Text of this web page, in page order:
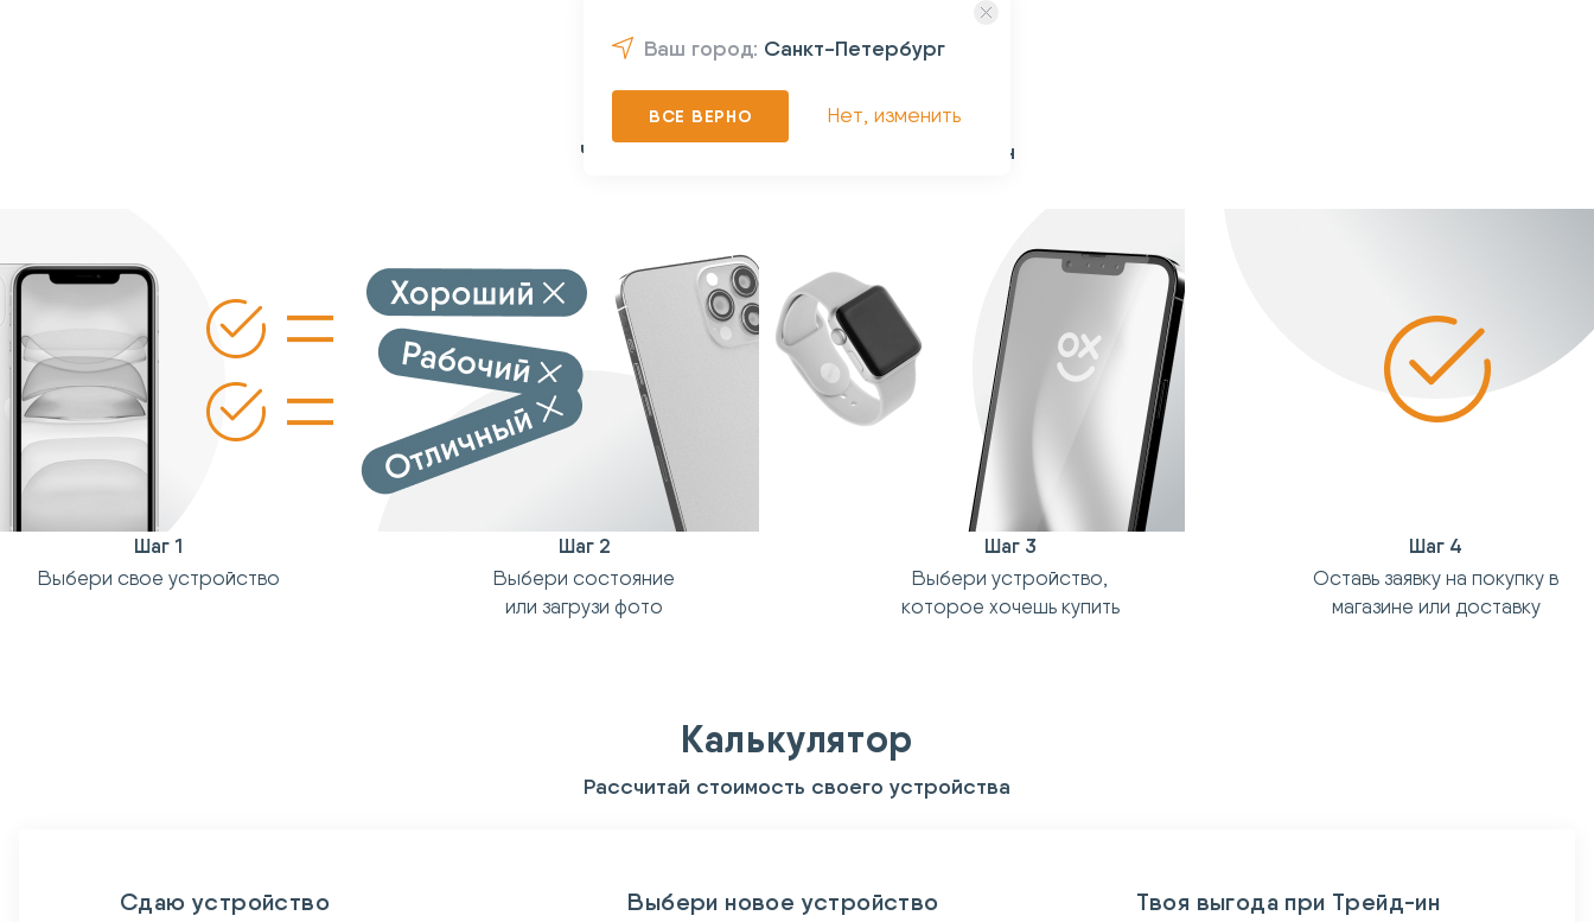
4 простых шага
Чтобы сдать свое устройство в Трейд-ин
Шаг 1
Выбери свое устройство
Шаг 2
Выбери состояние
или загрузи фото
Шаг 3
Выбери устройство,
которое хочешь купить
Шаг 4
Оставь заявку на покупку в
магазине или доставку
Калькулятор
Рассчитай стоимость своего устройства
Сдаю устройство Выбери новое устройство Твоя выгода при Трейд-ин
Ваш город: Санкт-Петербург
ВСЕ ВЕРНО Нет, изменить